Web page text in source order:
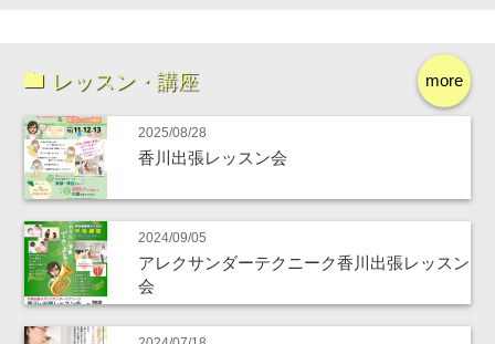
more
レッスン・講座
2025/08/28
香川出張レッスン会
2024/09/05
アレクサンダーテクニーク香川出張レッスン
会